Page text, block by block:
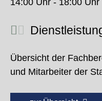
14:00 Uhr - 18:00 Uhr
Übersicht der
und Mitarbeiter der